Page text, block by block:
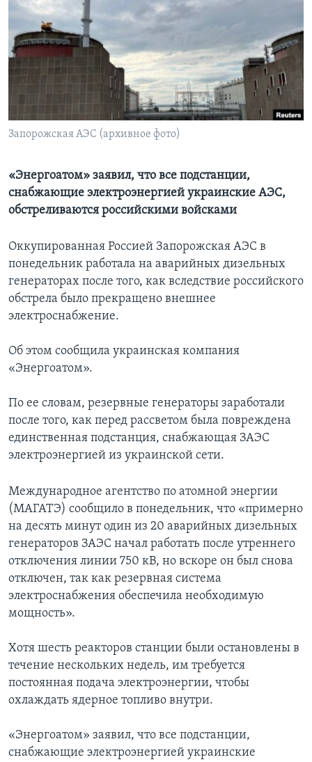
Learning English
Запорожская АЭС (архивное фото)
«Энергоатом» заявил, что все подстанции,
снабжающие электроэнергией украинские АЭС,
обстреливаются российскими войсками
Оккупированная Россией Запорожская АЭС в
понедельник работала на аварийных дизельных
генераторах после того, как вследствие российского
обстрела было прекращено внешнее
электроснабжение.
Об этом сообщила украинская компания
«Энергоатом».
По ее словам, резервные генераторы заработали
после того, как перед рассветом была повреждена
единственная подстанция, снабжающая ЗАЭС
электроэнергией из украинской сети.
Международное агентство по атомной энергии
(МАГАТЭ) сообщило в понедельник, что «примерно
на десять минут один из 20 аварийных дизельных
генераторов ЗАЭС начал работать после утреннего
отключения линии 750 кВ, но вскоре он был снова
отключен, так как резервная система
электроснабжения обеспечила необходимую
мощность».
Хотя шесть реакторов станции были остановлены в
течение нескольких недель, им требуется
постоянная подача электроэнергии, чтобы
охлаждать ядерное топливо внутри.
«Энергоатом» заявил, что все подстанции,
снабжающие электроэнергией украинские